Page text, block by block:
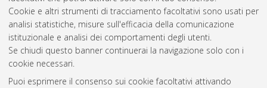
Cookie e altri strumenti di tracciamento facoltativi sono usati per
analisi statistiche, misure sull'efficacia della comunicazione
istituzionale e analisi dei comportamenti degli utenti.
Se chiudi questo banner continuerai la navigazione solo con i
cookie necessari.
Puoi esprimere il consenso sui cookie facoltativi attivando
2017(1)
2012(3)
2010(1)
Atom